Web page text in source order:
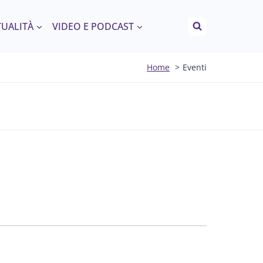
VIDEO E PODCAST
Home Eventi